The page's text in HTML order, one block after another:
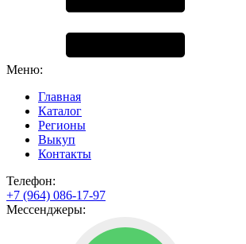
Меню:
Главная
Каталог
Регионы
Выкуп
Контакты
Телефон:
+7 (964) 086-17-97
Мессенджеры: